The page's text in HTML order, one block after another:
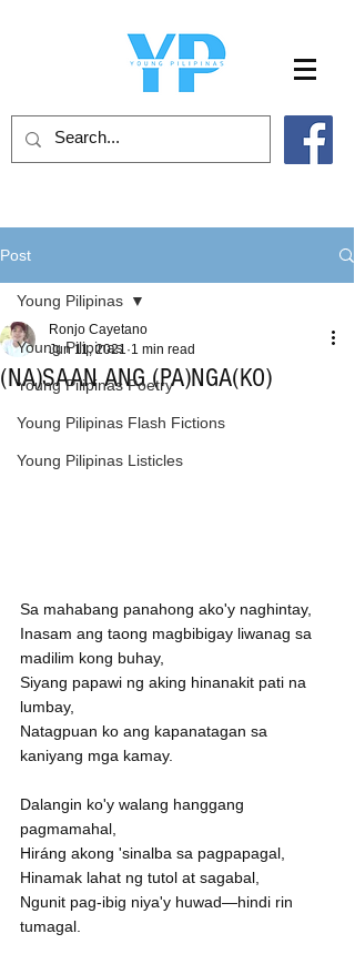
Post
Young Pilipinas
Young Pilipinas Poetry
Young Pilipinas Flash Fictions
Young Pilipinas Listicles
Young Pilipinas
(NA)SAAN ANG (PA)NGA(KO)
Ronjo Cayetano
Jun 11, 2021 1 min read
Sa mahabang panahong ako'y naghintay,
Inasam ang taong magbibigay liwanag sa
madilim kong buhay,
Siyang papawi ng aking hinanakit pati na
lumbay,
Natagpuan ko ang kapanatagan sa
kaniyang mga kamay.
Dalangin ko'y walang hanggang
pagmamahal,
Hiráng akong 'sinalba sa pagpapagal,
Hinamak lahat ng tutol at sagabal,
Ngunit pag-ibig niya'y huwad—hindi rin
tumagal.